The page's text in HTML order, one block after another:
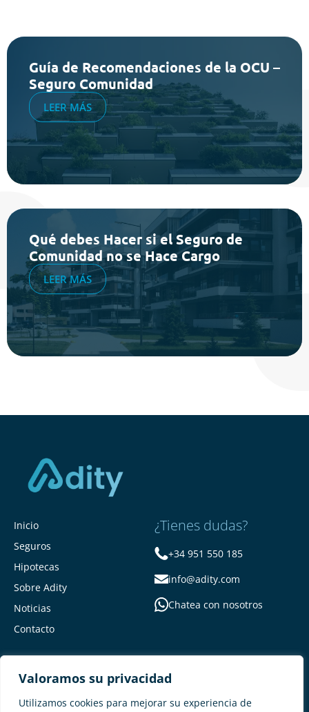
Valoramos su privacidad
Utilizamos cookies para mejorar su experiencia de
Guía de Recomendaciones de la OCU –
Seguro Comunidad
LEER MÁS
Qué debes Hacer si el Seguro de
Comunidad no se Hace Cargo
LEER MÁS
Inicio
Seguros
Hipotecas
Sobre Adity
Noticias
Contacto
¿Tienes dudas?
+34 951 550 185
info@adity.com
Chatea con nosotros